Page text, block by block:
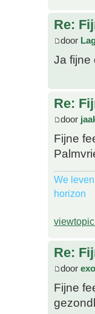
Re:
door
Ja fijne
Re:
door
Fijne
We
horizon
Re:
door
Fijne